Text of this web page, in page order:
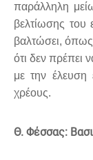
παράλληλη
βελτίωσης του
βαλτώσει, όπως
ότι δεν πρέπει
με την έλευση
χρέους.
Θ. Φέσσας: